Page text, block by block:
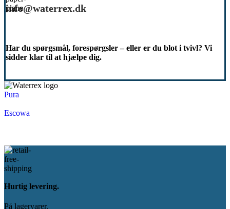
info@waterrex.dk
Har du spørgsmål, forespørgsler – eller er du blot i tvivl? Vi
sidder klar til at hjælpe dig.
Pura
Escowa
Hurtig levering.
På lagervarer.